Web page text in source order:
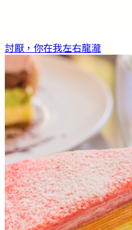
討厭，你在我左右龍瀧